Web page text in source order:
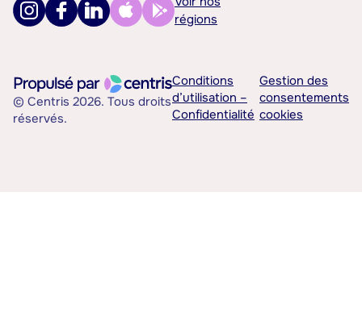
régions
© Centris 2026. Tous droits
réservés.
Conditions
d’utilisation –
Confidentialité
Gestion des
consentements
cookies